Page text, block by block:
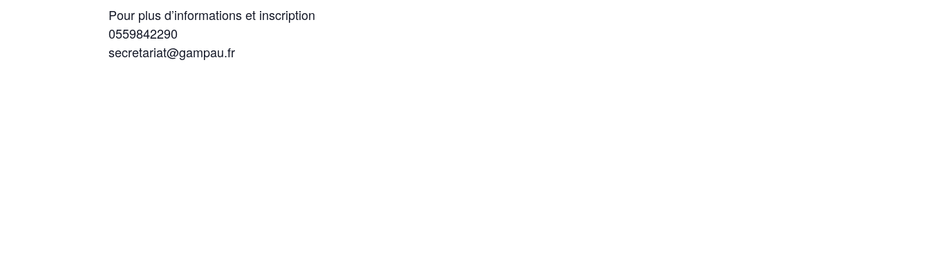
Pour plus d’informations et inscription
0559842290
secretariat@gampau.fr